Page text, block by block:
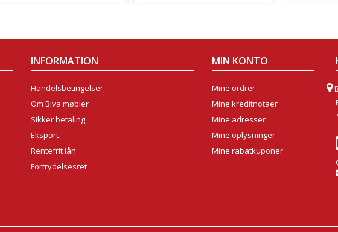
INFORMATION
Handelsbetingelser
Om Biva møbler
Sikker betaling
Eksport
Rentefrit lån
Fortrydelsesret
MIN KONTO
Mine ordrer
Mine kreditnotaer
Mine adresser
Mine oplysninger
Mine rabatkuponer